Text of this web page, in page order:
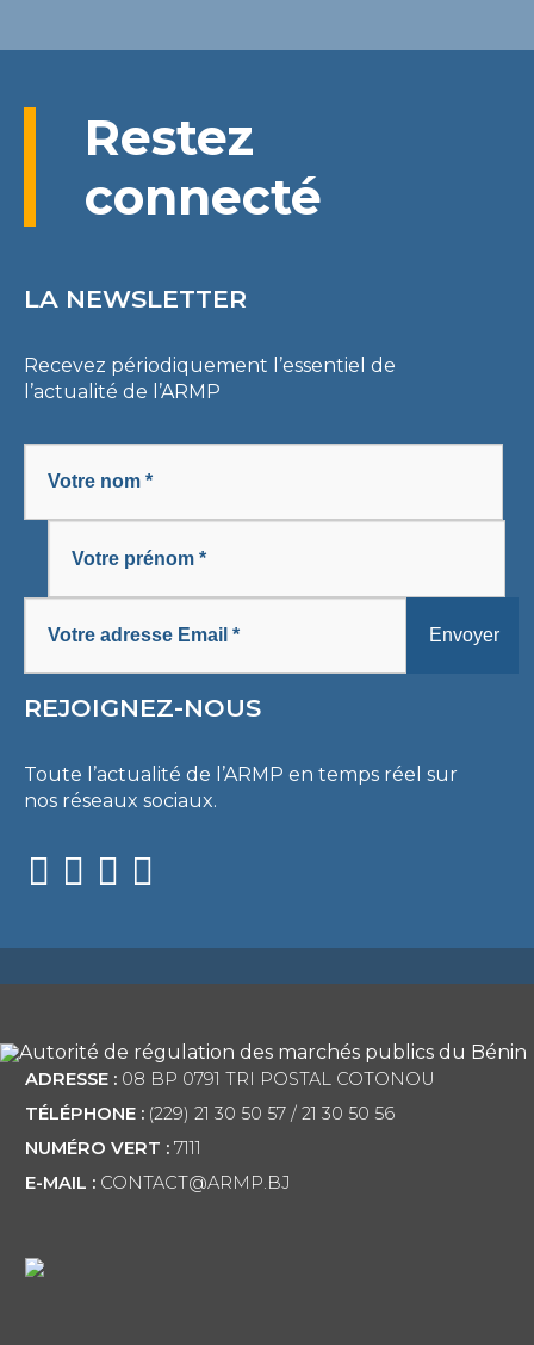
Restez
connecté
LA NEWSLETTER
Recevez périodiquement l’essentiel de
l’actualité de l’ARMP
REJOIGNEZ-NOUS
Toute l’actualité de l’ARMP en temps réel sur
nos réseaux sociaux.
ADRESSE :08 BP 0791 TRI POSTAL COTONOU
TÉLÉPHONE :(229) 21 30 50 57 / 21 30 50 56
NUMÉRO VERT :7111
E-MAIL :CONTACT@ARMP.BJ